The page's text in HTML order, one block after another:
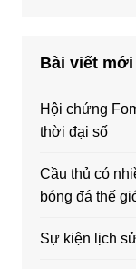
Bài viết mới
Hội chứng
thời đại số
Cầu thủ có
bóng đá thế
Sự kiện lịch